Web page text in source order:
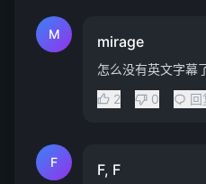
M mirage
怎么没有英文字幕
2
0 回
F F, F